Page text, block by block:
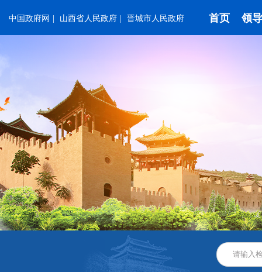
中国政府网 山西省人民政府 晋城市人民政府 首页 领